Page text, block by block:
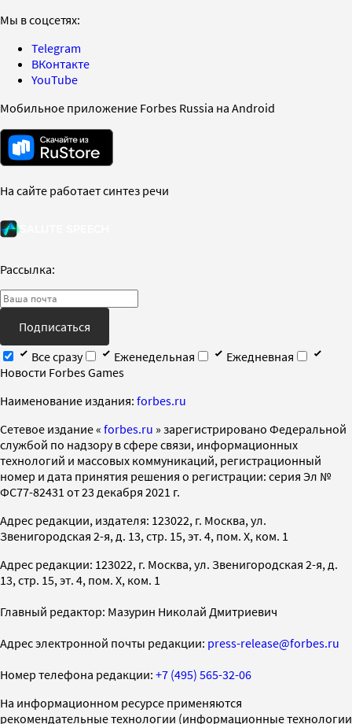
Мы в соцсетях:
Telegram
ВКонтакте
YouTube
Мобильное приложение Forbes Russia на Android
На сайте работает синтез речи
Рассылка:
Подписаться
Все сразу
Еженедельная
Ежедневная
Новости Forbes Games
Наименование издания: forbes.ru
Cетевое издание « forbes.ru » зарегистрировано Федеральной
службой по надзору в сфере связи, информационных
технологий и массовых коммуникаций, регистрационный
номер и дата принятия решения о регистрации: серия Эл №
ФС77-82431 от 23 декабря 2021 г.
Адрес редакции, издателя: 123022, г. Москва, ул.
Звенигородская 2-я, д. 13, стр. 15, эт. 4, пом. X, ком. 1
Адрес редакции: 123022, г. Москва, ул. Звенигородская 2-я, д.
13, стр. 15, эт. 4, пом. X, ком. 1
Главный редактор: Мазурин Николай Дмитриевич
Адрес электронной почты редакции: press-release@forbes.ru
Номер телефона редакции: +7 (495) 565-32-06
На информационном ресурсе применяются
рекомендательные технологии (информационные технологии